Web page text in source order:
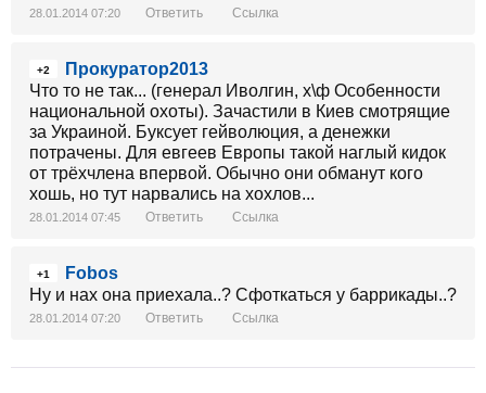
28.01.2014 07:20 Ответить Ссылка
+2
Прокуратор2013
Что то не так... (генерал Иволгин, х\ф Особенности
национальной охоты). Зачастили в Киев смотрящие
за Украиной. Буксует гейволюция, а денежки
потрачены. Для евгеев Европы такой наглый кидок
от трёхчлена впервой. Обычно они обманут кого
хошь, но тут нарвались на хохлов...
28.01.2014 07:45 Ответить Ссылка
+1
Fobos
Ну и нах она приехала..? Сфоткаться у баррикады..?
28.01.2014 07:20 Ответить Ссылка